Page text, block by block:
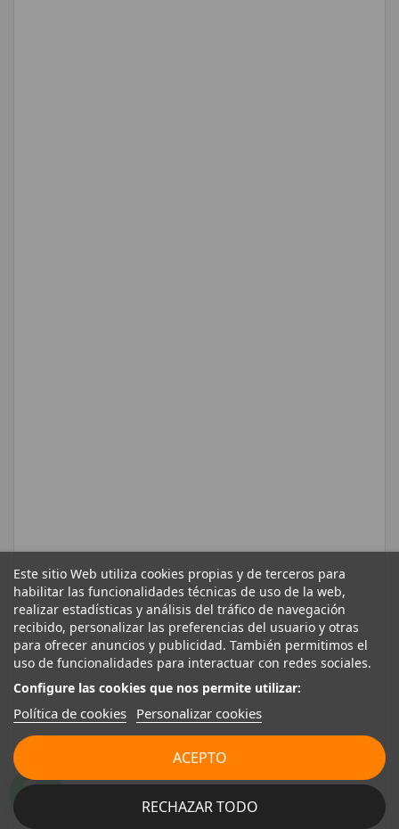
Este sitio Web utiliza cookies propias y de terceros para
habilitar las funcionalidades técnicas de uso de la web,
realizar estadísticas y análisis del tráfico de navegación
recibido, personalizar las preferencias del usuario y otras
para ofrecer anuncios y publicidad. También permitimos el
uso de funcionalidades para interactuar con redes sociales.
Configure las cookies que nos permite utilizar:
Política de cookies Personalizar cookies
RECHAZAR TODO
ACEPTO